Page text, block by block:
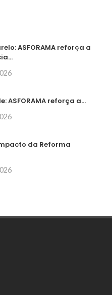
ASFORAMA reforça a
ASFORAMA reforça a...
da Reforma